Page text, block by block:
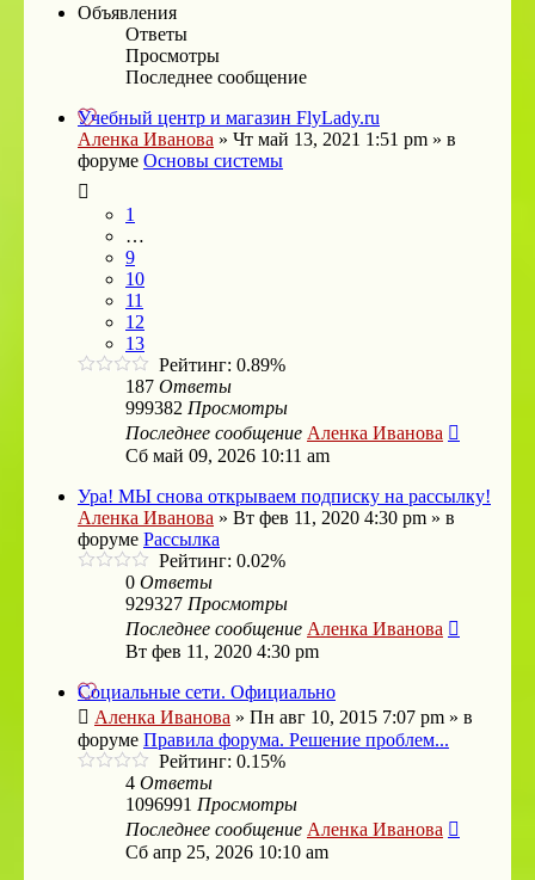
Объявления
Ответы
Просмотры
Последнее сообщение
Учебный центр и магазин FlyLady.ru
Аленка Иванова » Чт май 13, 2021 1:51 pm » в
форуме Основы системы
1
…
9
10
11
12
13
Рейтинг: 0.89%
187 Ответы
999382 Просмотры
Последнее сообщение Аленка Иванова
Сб май 09, 2026 10:11 am
Ура! МЫ снова открываем подписку на рассылку!
Аленка Иванова » Вт фев 11, 2020 4:30 pm » в
форуме Рассылка
Рейтинг: 0.02%
0 Ответы
929327 Просмотры
Последнее сообщение Аленка Иванова
Вт фев 11, 2020 4:30 pm
Социальные сети. Официально
Аленка Иванова » Пн авг 10, 2015 7:07 pm » в
форуме Правила форума. Решение проблем...
Рейтинг: 0.15%
4 Ответы
1096991 Просмотры
Последнее сообщение Аленка Иванова
Сб апр 25, 2026 10:10 am